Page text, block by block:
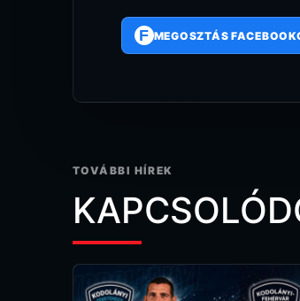
F MEGOSZTÁS
TOVÁBBI HÍREK